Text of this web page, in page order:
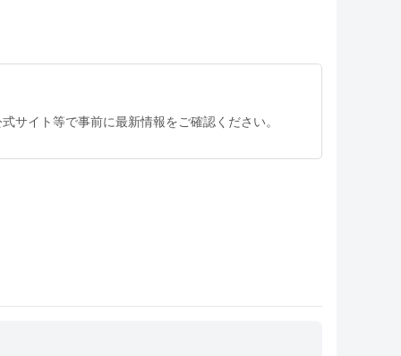
サイト等で事前に最新情報をご確認ください。